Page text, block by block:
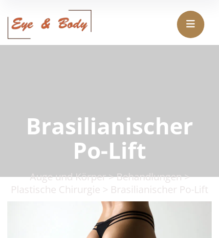
Brasilianischer
Po-Lift
Auge und Körper>Behandlungen>
Plastische Chirurgie > Brasilianischer Po-Lift